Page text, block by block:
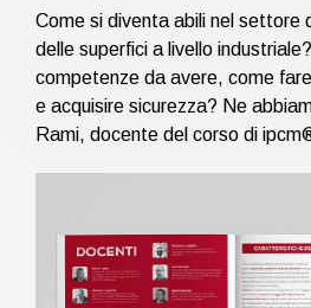
Come si diventa abili nel settore
delle superfici a livello
competenze da avere, come
e acquisire sicurezza? Ne
Rami, docente del corso di